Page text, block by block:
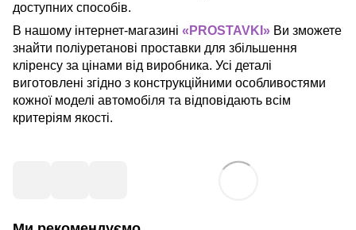
доступних способів.
В нашому інтернет-магазині «PROSTAVKI» Ви зможете
знайти поліуретанові проставки для збільшення
кліренсу за цінами від виробника. Усі деталі
виготовлені згідно з конструкційними особливостями
кожної моделі автомобіля та відповідають всім
критеріям якості.